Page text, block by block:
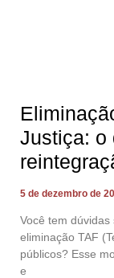
Justiça: o
5 de dezembro de
Você tem
eliminação TAF
públicos? Esse
e